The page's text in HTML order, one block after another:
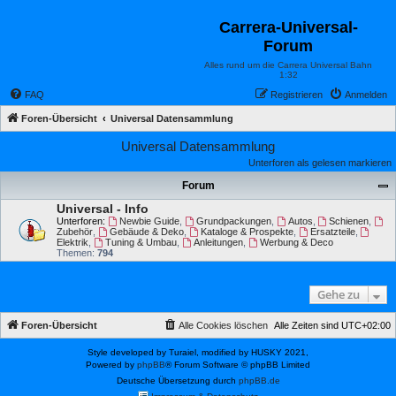
Carrera-Universal-
Forum
Alles rund um die Carrera Universal Bahn
1:32
FAQ Anmelden
Registrieren
Foren-Übersicht Universal Datensammlung
Universal Datensammlung
Unterforen als gelesen markieren
Forum
Universal - Info
Unterforen: Newbie Guide, Grundpackungen, Autos Schienen
Zubehör
Gebäude & Deko, Kataloge & Prospekte, Ersatzteile,
Elektrik
Tuning & Umbau, Anleitungen,
Werbung & Deco
Themen: 794
Gehe zu
Foren-Übersicht Alle Zeiten sind UTC+02:00
Alle Cookies löschen
Style developed by Turaiel, modified by HUSKY 2021,
Powered by phpBB® Forum Software © phpBB Limited
Deutsche Übersetzung durch phpBB.de